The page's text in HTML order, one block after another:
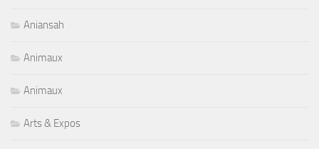
Aniansah
Animaux
Animaux
Arts & Expos